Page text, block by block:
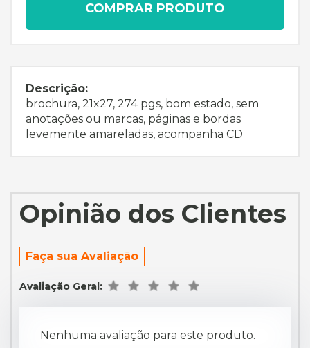
COMPRAR PRODUTO
Descrição:
brochura, 21x27, 274 pgs, bom estado, sem
anotações ou marcas, páginas e bordas
levemente amareladas, acompanha CD
Opinião dos Clientes
Faça sua Avaliação
Avaliação Geral:
Nenhuma avaliação para este produto.